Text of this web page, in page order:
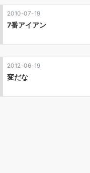
2010-07-19
7番アイアン
2012-06-19
変だな